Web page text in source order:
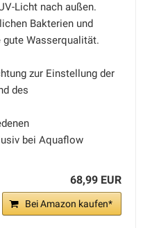
Licht nach außen.
Bakterien und
Wasserqualität.
zur Einstellung der
des
bei Aquaflow
68,99 EUR
Bei Amazon kaufen*